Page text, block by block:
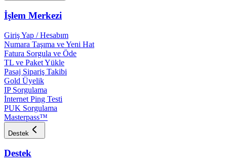
İşlem Merkezi
Giriş Yap / Hesabım
Numara Taşıma ve Yeni Hat
Fatura Sorgula ve Öde
TL ve Paket Yükle
Pasaj Sipariş Takibi
Gold Üyelik
IP Sorgulama
İnternet Ping Testi
PUK Sorgulama
Masterpass™
Destek
Destek